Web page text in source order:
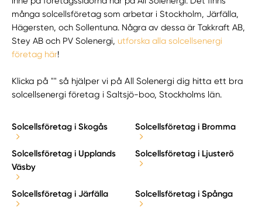
många solcellsföretag som arbetar i Stockholm, Järfälla,
Hägersten, och Sollentuna. Några av dessa är Takkraft AB,
Stey AB och PV Solenergi,utforska alla solcellsenergi
företag här!
Klicka på "" så hjälper vi på All Solenergi dig hitta ett bra
solcellsenergi företag i Saltsjö-boo, Stockholms län.
Solcellsföretag i Skogås Solcellsföretag i Bromma
Solcellsföretag i Upplands
Väsby
Solcellsföretag i Ljusterö
Solcellsföretag i Järfälla Solcellsföretag i Spånga